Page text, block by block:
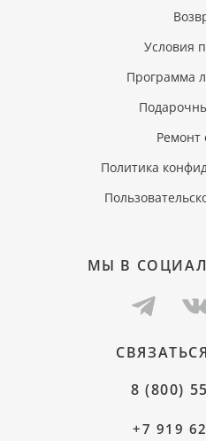
Условия
Программа
Ремонт
Политика
МЫ В
8 (800)
+7 919